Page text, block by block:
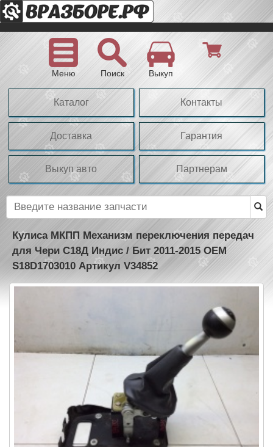
Меню Поиск Выкуп
Каталог Контакты
Доставка Гарантия
Выкуп авто Партнерам
Кулиса МКПП Механизм переключения передач
для Чери С18Д Индис / Бит 2011-2015 OEM
S18D1703010 Артикул V34852